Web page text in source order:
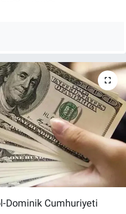
Dominik Cumhuriyeti